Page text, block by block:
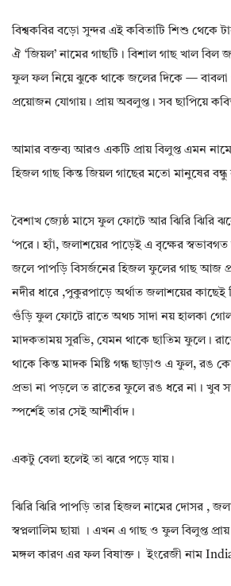
বিশ্বকবির বড়ো সুন্দর এই কবিতাটি শিশু থেকে
ঐ ‘জিয়ল’ নামের গাছটি। বিশাল গাছ খাল
ফুল ফল নিয়ে ঝুকে থাকে জলের দিকে — বাবলা
প্রয়োজন যোগায়। প্রায় অবলুপ্ত। সব ছাপিয়ে
আমার বক্তব্য আরও একটি প্রায় বিলুপ্ত এমন
হিজল গাছ কিন্ত জিয়ল গাছের মতো মানুষের বন্ধু
বৈশাখ জ্যেষ্ঠ মাসে ফুল ফোটে আর ঝিরি ঝিরি
‘পরে। হ্যাঁ, জলাশয়ের পাড়েই এ বৃক্ষের
জলে পাপড়ি বিসর্জনের হিজল ফুলের গাছ আজ
নদীর ধারে ,পুকুরপাড়ে অর্থাত জলাশয়ের কাছেই
গুঁড়ি ফুল ফোটে রাতে অথচ সাদা নয় হালকা
মাদকতাময় সুরভি, যেমন থাকে ছাতিম ফুলে।
থাকে কিন্ত মাদক মিষ্টি গন্ধ ছাড়াও এ ফুল, রঙ
প্রভা না পড়লে ত রাতের ফুলে রঙ ধরে না। খুব
স্পর্শেই তার সেই আশীর্বাদ।
একটু বেলা হলেই তা ঝরে পড়ে যায়।
ঝিরি ঝিরি পাপড়ি তার হিজল নামের দোসর ,
স্বপ্নলালিম ছায়া । এখন এ গাছ ও ফুল বিলুপ্ত
মঙ্গল কারণ এর ফল বিষাক্ত। ইংরেজী নাম